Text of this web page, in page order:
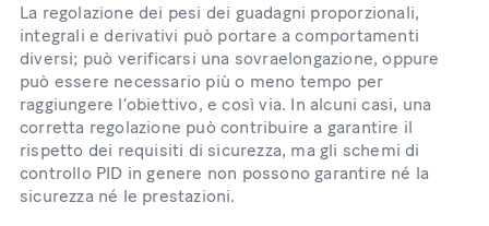
La regolazione dei pesi dei guadagni proporzionali,
integrali e derivativi può portare a comportamenti
diversi; può verificarsi una sovraelongazione, oppure
può essere necessario più o meno tempo per
raggiungere l’obiettivo, e così via. In alcuni casi, una
corretta regolazione può contribuire a garantire il
rispetto dei requisiti di sicurezza, ma gli schemi di
controllo PID in genere non possono garantire né la
sicurezza né le prestazioni.